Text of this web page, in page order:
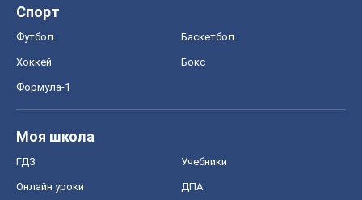
Спорт
Футбол Баскетбол
Хоккей Бокс
Формула-1
Моя школа
ГДЗ Учебники
Онлайн уроки ДПА